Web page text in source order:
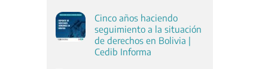
Cinco años haciendo
seguimiento a la situación
de derechos en Bolivia |
Cedib Informa